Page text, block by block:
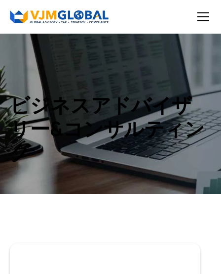
ビジネスアドバイザ
リー&コンサルティン
グ